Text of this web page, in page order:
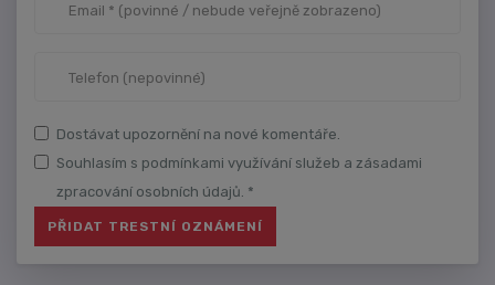
Dostávat upozornění na nové komentáře.
Souhlasím s podmínkami využívání služeb a zásadami
zpracování osobních údajů. *